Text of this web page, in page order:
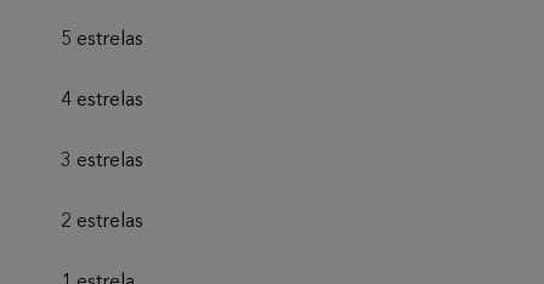
5 estrelas
4 estrelas
3 estrelas
2 estrelas